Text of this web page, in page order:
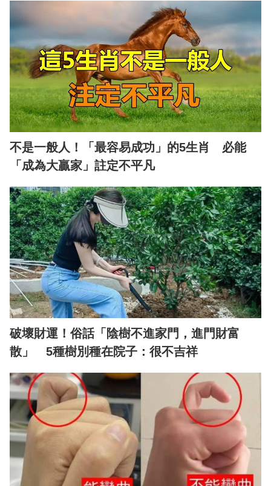
不是一般人！「最容易成功」的5生肖 必能
「成為大贏家」註定不平凡
破壞財運！俗話「陰樹不進家門，進門財富
散」 5種樹別種在院子：很不吉祥